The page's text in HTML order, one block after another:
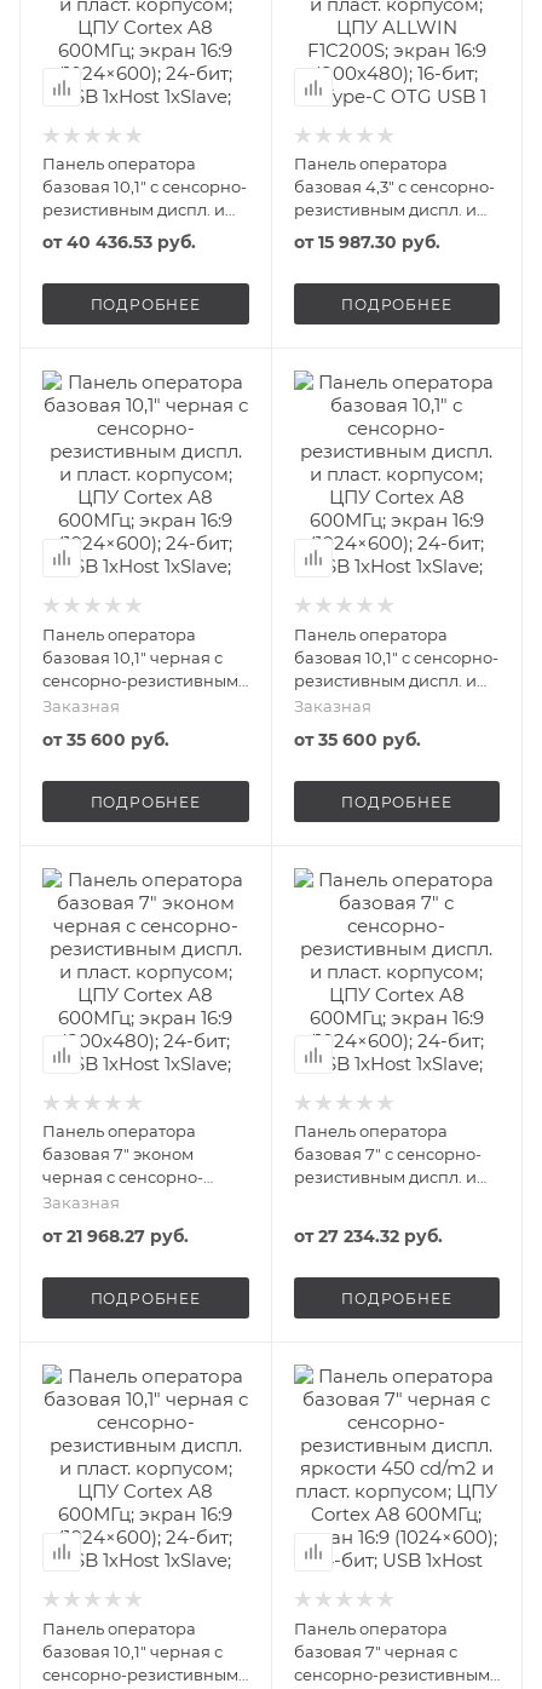
Панель оператора
базовая 10,1" с сенсорно-
резистивным диспл. и
пласт. корпусом; ЦПУ
Corteх A8 600МГц; экран
USB 1хHost 1хSlave;
1хRS485/232/422 1хRS485
DC start ONI
от40 436.53 руб.
ПОДРОБНЕЕ
Панель оператора
базовая 4,3" с сенсорно-
резистивным диспл. и
пласт. корпусом; ЦПУ
ALLWIN F1C200S; экран
1хType-C OTG USB 1 USB
Slave Port/U-disk;
24В DC lite ONI
от15 987.30 руб.
ПОДРОБНЕЕ
Панель оператора
базовая 10,1" черная с
сенсорно-резистивным
диспл. и пласт.
600МГц; экран 16:9
1хHost 1хSlave;
1хRS485/232/422 1хRS232;
Заказная
от35 600 руб.
ПОДРОБНЕЕ
Панель оператора
базовая 10,1" с сенсорно-
резистивным диспл. и
пласт. корпусом; ЦПУ
16:9 (1024×600); 24-бит;
1хRS485/232/422 1хRS232;
24В DC start ONI
Заказная
от35 600 руб.
ПОДРОБНЕЕ
Панель оператора
базовая 7" эконом
черная с сенсорно-
резистивным диспл. и
Corteх A8 600МГц; экран
USB 1хHost 1хSlave;
1хRS485/232/422 1хRS232;
Заказная
от21 968.27 руб.
ПОДРОБНЕЕ
Панель оператора
базовая 7" с сенсорно-
резистивным диспл. и
16:9 (1024×600); 24-бит;
2хRS485/232/422 1хRS485;
1хEthernet; 24В DC start
от27 234.32 руб.
ПОДРОБНЕЕ
Панель оператора
базовая 10,1" черная с
сенсорно-резистивным
Панель оператора
базовая 7" черная с
сенсорно-резистивным